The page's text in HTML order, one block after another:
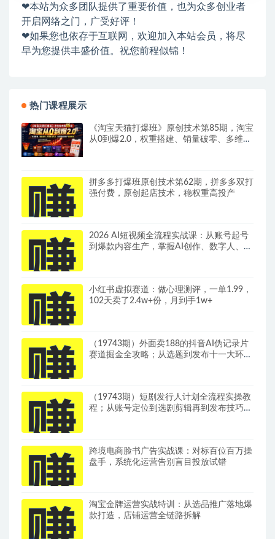
❤本站为众多团队提供了重要价值，也为众多创业者
开启网络之门，广受好评！
❤如果您也依存于互联网，欢迎加入本站会员，将尽
早为您提供丰盛价值。祝您前程似锦！
热门课程展示
《淘宝天猫打爆班》原创技术第85期，淘宝
从0到爆2.0，权重搭建、销量破零、多维组
拼多多打爆班原创技术第62期，拼多多双打
强付费，原创起店技术，稳权重高投产
2026 AI短视频全流程实战课：从账号起号
到爆款内容生产，掌握AI创作、数字人、带
小红书虚拟赛道：做心理测评，一单1.99，
102天卖了2.4w+份，月到手1w+
（19743期）外面卖188的抖音AI伪记录片
赛道掘金全攻略；从选题到发布十一大环节
（19743期）短剧发行人计划全流程实操教
程；从账号定位到选剧剪辑再到发布技巧，
跨境电商脸书广告实战课：对标百位百万操
盘手，系统化运营告别盲目投放试错
淘宝金牌运营实战特训：从选品推广落地爆
款打造，店铺运营全链路拆解